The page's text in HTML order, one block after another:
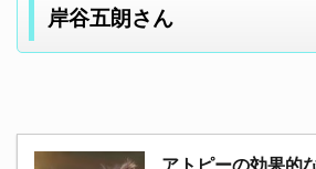
岸谷五朗さん
アトピーの効果的